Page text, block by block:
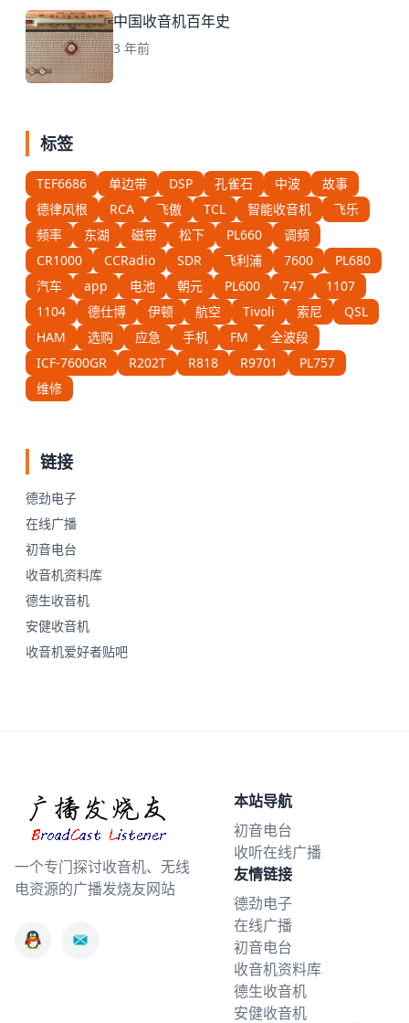
中国收音机百年史
3 年前
标签
TEF6686 单边带 DSP 孔雀石 中波
故事
德律风根
RCA 飞傲 TCL 智能收音机
飞乐
频率
东湖 磁带 松下 PL660
调频
CR1000
CCRadio SDR 飞利浦 7600
PL680
汽车
app 电池 朝元 PL600 747
1107
1104
德仕博 伊顿 航空 Tivoli 索尼
QSL
HAM
选购 应急 手机 FM
全波段
ICF-7600GR
R202T R818 R9701
PL757
维修
链接
德劲电子
在线广播
初音电台
收音机资料库
德生收音机
安健收音机
收音机爱好者贴吧
一个专门探讨收音机、无线
电资源的广播发烧友网站
本站导航
初音电台
收听在线广播
友情链接
德劲电子
在线广播
初音电台
收音机资料库
德生收音机
安健收音机